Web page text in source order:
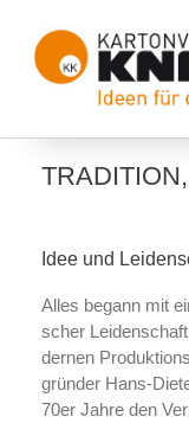
Idee und
Alles begann mit
scher
der­nen
grün­der Hans-
70er Jahre den